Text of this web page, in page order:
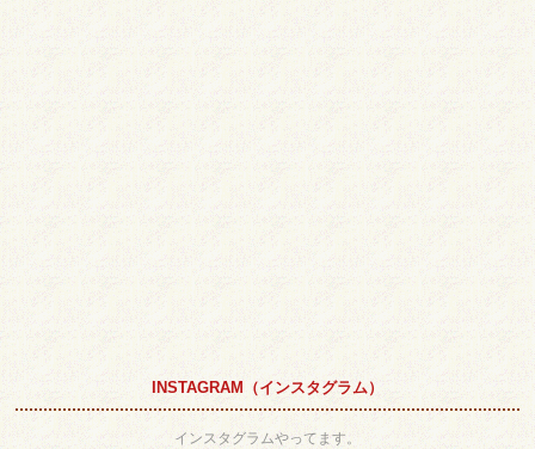
INSTAGRAM（インスタグラム）
インスタグラムやってます。